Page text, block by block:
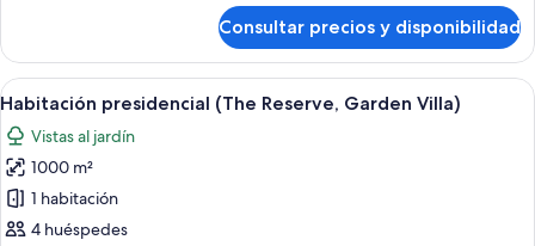
Garden
Villa
Reserve
Presidential
Garden
Villa
Consultar precios y disponibilidad
Abrir
todas
las
fotos
de
Habitación
Un resort moderno con piscina,
12
Habitación presidencial (The Reserve, Garden Villa)
Vistas al jardín
1000 m²
1 habitación
4 huéspedes